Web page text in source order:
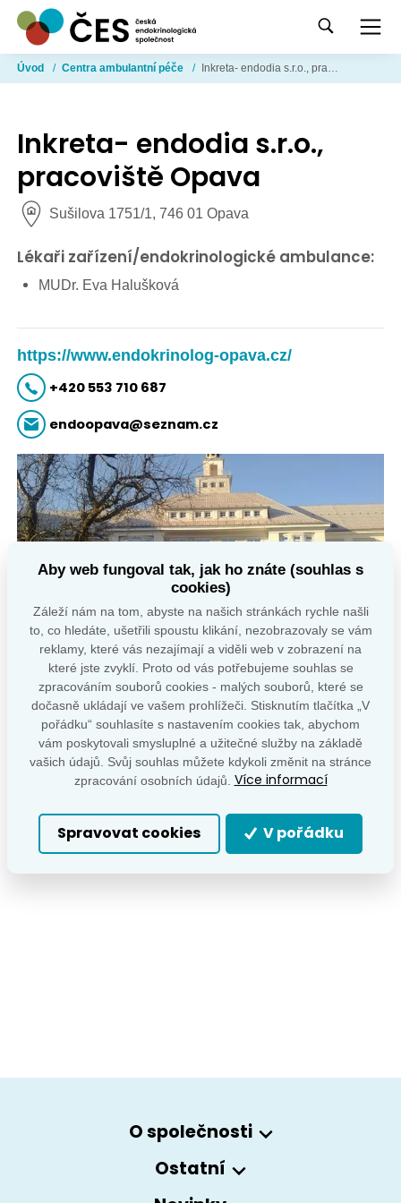
Úvod / Centra ambulantní péče / Inkreta- endodia s.r.o., pracoviště Opava
Inkreta- endodia s.r.o.,
pracoviště Opava
Sušilova 1751/1, 746 01 Opava
Lékaři zařízení/endokrinologické ambulance:
MUDr. Eva Halušková
https://www.endokrinolog-opava.cz/
+420 553 710 687
endoopava@seznam.cz
O společnosti
Ostatní
Aby web fungoval tak, jak ho znáte (souhlas s
cookies)
Záleží nám na tom, abyste na našich stránkách rychle našli
to, co hledáte, ušetřili spoustu klikání, nezobrazovaly se vám
reklamy, které vás nezajímají a viděli web v zobrazení na
které jste zvyklí. Proto od vás potřebujeme souhlas se
zpracováním souborů cookies - malých souborů, které se
dočasně ukládají ve vašem prohlížeči. Stisknutím tlačítka „V
pořádku“ souhlasíte s nastavením cookies tak, abychom
vám poskytovali smysluplné a užitečné služby na základě
vašich údajů. Svůj souhlas můžete kdykoli změnit na stránce
zpracování osobních údajů. Více informací
Spravovat cookies V pořádku